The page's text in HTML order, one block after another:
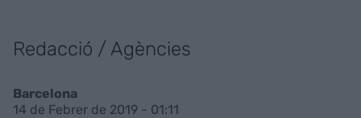
Redacció / Agències
Barcelona
14 de Febrer de 2019 - 01:11